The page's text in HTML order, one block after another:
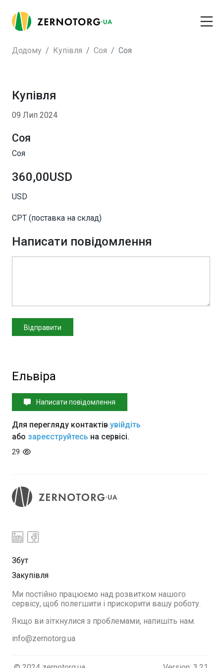
Додому Купівля Соя Соя
Купівля
09 Лип 2024
Соя
Соя
360,00USD
USD
CPT (поставка на склад)
Написати повідомлення
Ельвіра
Написати повідомлення
Для перегляду контактів увійдіть
або зареєструйтесь на сервісі.
29
Збут
Закупівля
Ми постійно працюємо над розвитком нашого
сервісу, щоб полегшити і прискорити вашу роботу.
Якщо ви зіткнулися з проблемами, напишіть нам.
info@zernotorg.ua